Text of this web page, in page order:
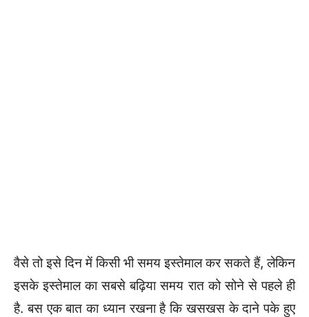
वैसे तो इसे दिन में किसी भी समय इस्तेमाल कर सकते हैं, लेकिन
इसके इस्तेमाल का सबसे बढ़िया समय रात को सोने से पहले ही
है. बस एक बात का ध्यान रखना है कि खसखस के दाने पके हुए